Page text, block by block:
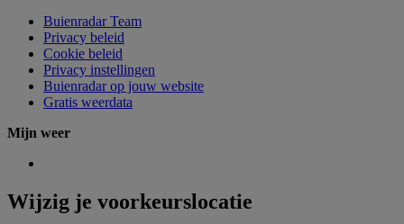
Buienradar Team
Privacy beleid
Cookie beleid
Privacy instellingen
Buienradar op jouw website
Gratis weerdata
Mijn weer
Wijzig je voorkeurslocatie